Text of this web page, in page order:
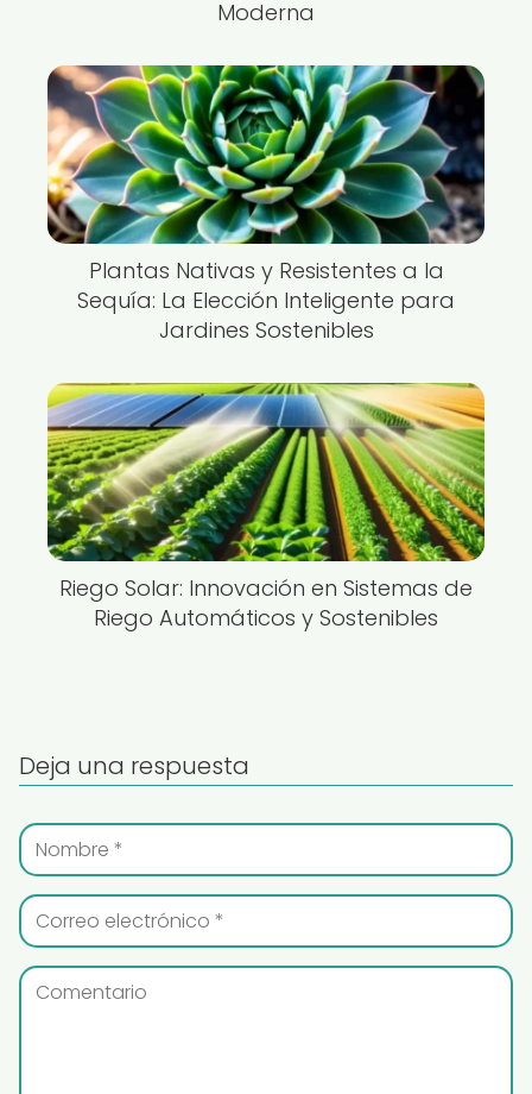
Moderna
Plantas Nativas y Resistentes a la
Sequía: La Elección Inteligente para
Jardines Sostenibles
Riego Solar: Innovación en Sistemas de
Riego Automáticos y Sostenibles
Deja una respuesta